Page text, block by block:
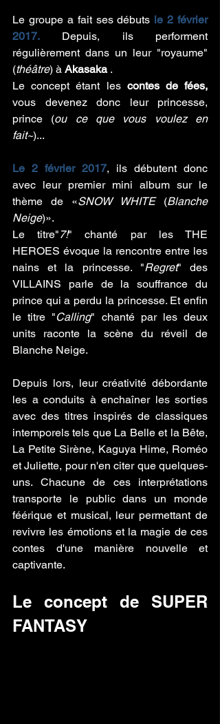
Le groupe a fait ses débuts le 2 février
2017. Depuis, ils performent
régulièrement dans un leur "royaume"
(théâtre) à Akasaka .
Le concept étant les contes de fées,
vous devenez donc leur princesse,
prince (ou ce que vous voulez en
fait~)...
Le 2 février 2017, ils débutent donc
avec leur premier mini album sur le
thème de «SNOW WHITE (Blanche
Neige)».
Le titre"7!" chanté par les THE
HEROES évoque la rencontre entre les
nains et la princesse. "Regret" des
VILLAINS parle de la souffrance du
prince qui a perdu la princesse. Et enfin
le titre "Calling" chanté par les deux
units raconte la scène du réveil de
Blanche Neige.
Depuis lors, leur créativité débordante
les a conduits à enchaîner les sorties
avec des titres inspirés de classiques
intemporels tels que La Belle et la Bête,
La Petite Sirène, Kaguya Hime, Roméo
et Juliette, pour n'en citer que quelques-
uns. Chacune de ces interprétations
transporte le public dans un monde
féérique et musical, leur permettant de
revivre les émotions et la magie de ces
contes d'une manière nouvelle et
captivante.
Le concept de SUPER
FANTASY